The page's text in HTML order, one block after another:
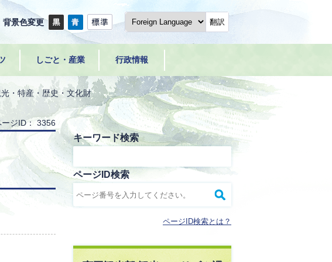
背景色変更 翻訳
しごと・産業 行政情報
・特産・歴史・文化財
ジID： 3356
キーワード検索
ページID検索
ページID検索とは？